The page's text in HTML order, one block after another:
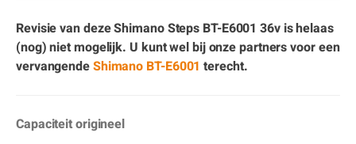
Revisie van deze Shimano Steps BT-E6001 36v is helaas
(nog) niet mogelijk. U kunt wel bij onze partners voor een
vervangendeShimano BT-E6001 terecht.
Capaciteit origineel